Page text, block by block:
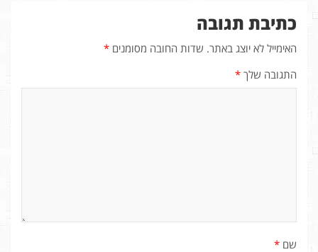
כתיבת תגובה
האימייל לא יוצג באתר. שדות החובה מסומנים *
התגובה שלך *
שם *